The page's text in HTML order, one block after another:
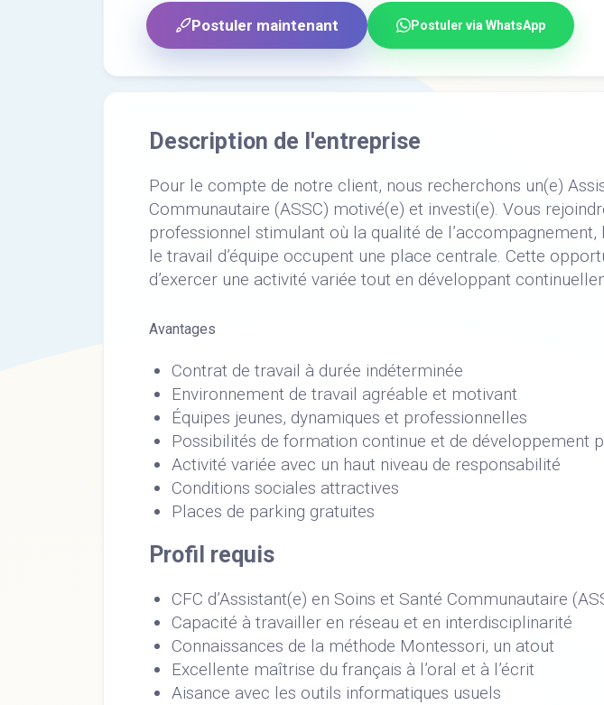
Postuler maintenant Postuler via WhatsApp
Description de l'entreprise
Pour le compte de notre client, nous recherchons un(e)
Communautaire (ASSC) motivé(e) et investi(e). Vous
professionnel stimulant où la qualité de
le travail d’équipe occupent une place centrale. Cette
d’exercer une activité variée tout en développant
Avantages
Contrat de travail à durée indéterminée
Environnement de travail agréable et motivant
Équipes jeunes, dynamiques et professionnelles
Possibilités de formation continue et de développement
Activité variée avec un haut niveau de responsabilité
Conditions sociales attractives
Places de parking gratuites
Profil requis
CFC d’Assistant(e) en Soins et Santé Communautaire
Capacité à travailler en réseau et en interdisciplinarité
Connaissances de la méthode Montessori, un atout
Excellente maîtrise du français à l’oral et à l’écrit
Aisance avec les outils informatiques usuels